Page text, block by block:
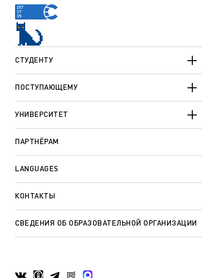
СТУДЕНТУ
ПОСТУПАЮЩЕМУ
УНИВЕРСИТЕТ
ПАРТНЁРАМ
LANGUAGES
КОНТАКТЫ
СВЕДЕНИЯ ОБ ОБРАЗОВАТЕЛЬНОЙ ОРГАНИЗАЦИИ